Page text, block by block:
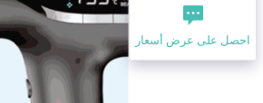
احصل على عرض أسعار